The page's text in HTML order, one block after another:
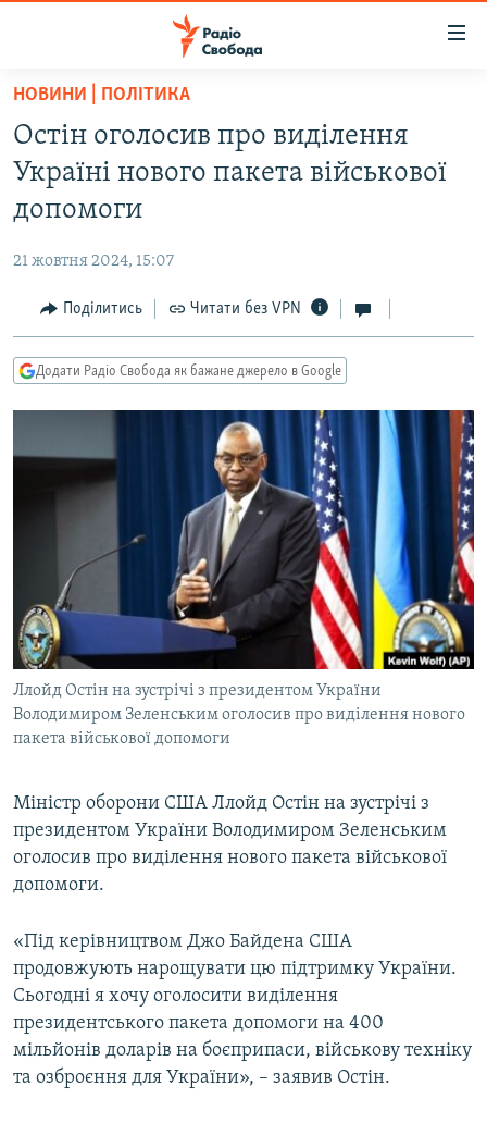
Перейти
основного
матеріалу
Перейти
до
основної
Перейти
до
пошуку
СТАТТІ
СУСПІЛЬСТВО
РОСІЙСЬКА «ФІЛЬТРАЦІЯ»
ДОНБАС.РЕАЛІЇ
ТИ ЯК?
СПЕЦПРОЄКТИ
ПОДКАСТИ
КРИМ РЕАЛІЇ
РУС
КТАТ
Усі сайти RFE/RL
НОВИНИ | ПОЛІТИКА
Остін оголосив про виділення
Україні нового пакета військової
допомоги
21 жовтня 2024, 15:07
Поділитись Читати без VPN
Додати Радіо Свобода як бажане джерело в Google
Ллойд Остін на зустрічі з президентом України
Володимиром Зеленським оголосив про виділення нового
пакета військової допомоги
Міністр оборони США Ллойд Остін на зустрічі з
президентом України Володимиром Зеленським
оголосив про виділення нового пакета військової
допомоги.
«Під керівництвом Джо Байдена США
продовжують нарощувати цю підтримку України.
Сьогодні я хочу оголосити виділення
президентського пакета допомоги на 400
мільйонів доларів на боєприпаси, військову техніку
та озброєння для України», – заявив Остін.